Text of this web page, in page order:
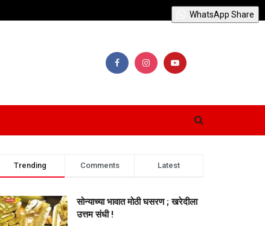
Trending Comments Latest
सोन्याच्या भावात मोठी घसरण ; खरेदीला
उत्तम संधी !
WhatsApp Share